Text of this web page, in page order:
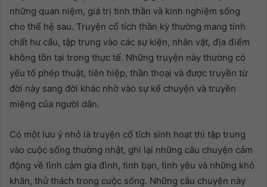
những quan niệm, giá trị tinh thần và kinh nghiệm sống
cho thế hệ sau. Truyện cổ tích thần kỳ thường mang tính
chất hư cấu, tập trung vào các sự kiện, nhân vật, địa điểm
không tồn tại trong thực tế. Những truyện này thường có
yếu tố phép thuật, tiên hiệp, thần thoại và được truyền từ
đời này sang đời khác nhờ vào sự kể chuyện và truyền
miệng của người dân.
Có một lưu ý nhỏ là truyện cổ tích sinh hoạt thì tập trung
vào cuộc sống thường nhật, ghi lại những câu chuyện cảm
động về tình cảm gia đình, tình bạn, tình yêu và những khó
khăn, thử thách trong cuộc sống. Những câu chuyện này